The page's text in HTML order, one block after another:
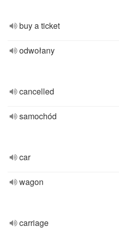
buy a ticket
odwołany
cancelled
samochód
car
wagon
carriage